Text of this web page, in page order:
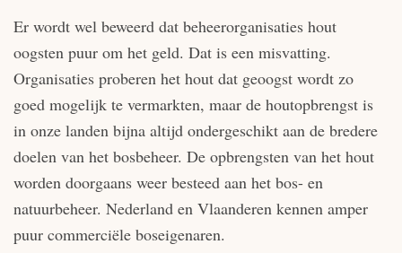
Er wordt wel beweerd dat beheerorganisaties hout
oogsten puur om het geld. Dat is een misvatting.
Organisaties proberen het hout dat geoogst wordt zo
goed mogelijk te vermarkten, maar de houtopbrengst is
in onze landen bijna altijd ondergeschikt aan de bredere
doelen van het bosbeheer. De opbrengsten van het hout
worden doorgaans weer besteed aan het bos- en
natuurbeheer. Nederland en Vlaanderen kennen amper
puur commerciële boseigenaren.